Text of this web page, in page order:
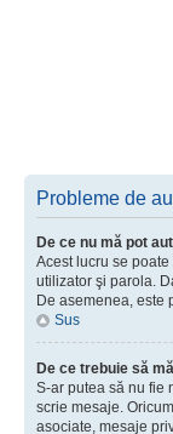
Probleme de
De ce nu mă pot
Acest lucru se
utilizator şi parola.
De asemenea, este
Sus
De ce trebuie să
S-ar putea să nu fie
scrie mesaje.
asociate, mesaje